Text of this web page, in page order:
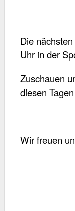
Die
Uhr in der
Zuschauen
diesen
Wir freuen